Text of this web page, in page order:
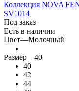
Коллекция NOVA
SV1014
Под заказ
Есть в наличии
Цвет—Молочный
Размер—40
40
42
44